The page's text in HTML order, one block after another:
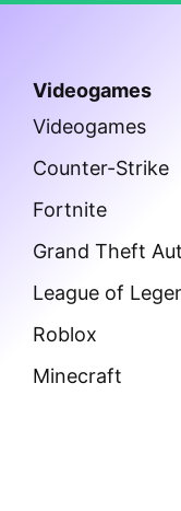
Videogames
Videogames
Counter-Strike
Fortnite
Grand Theft
League of
Roblox
Minecraft